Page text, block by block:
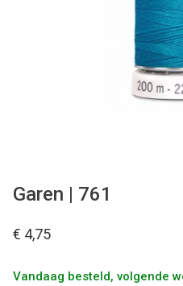
Garen | 761
€ 4,75
Vandaag besteld, volgende